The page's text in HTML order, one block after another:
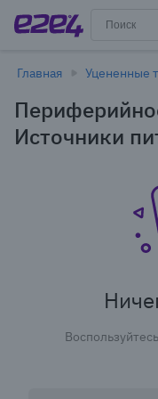
Главная Уцененные
Источники
ОПС в